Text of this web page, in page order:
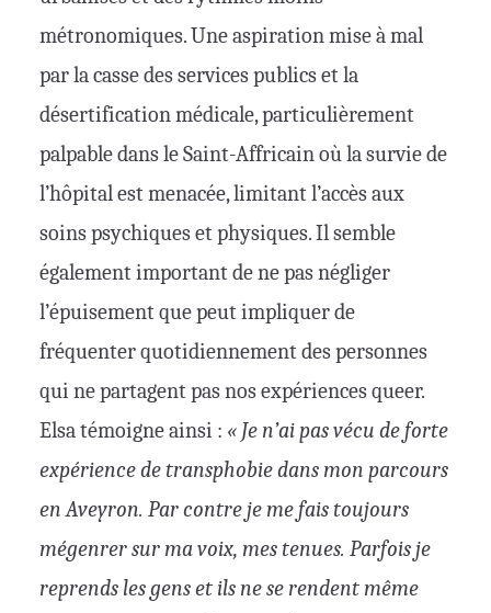
métronomiques. Une aspiration mise à mal
par la casse des services publics et la
désertification médicale, particulièrement
palpable dans le Saint-Affricain où la survie de
l’hôpital est menacée, limitant l’accès aux
soins psychiques et physiques. Il semble
également important de ne pas négliger
l’épuisement que peut impliquer de
fréquenter quotidiennement des personnes
qui ne partagent pas nos expériences queer.
Elsa témoigne ainsi : « Je n’ai pas vécu de forte
expérience de transphobie dans mon parcours
en Aveyron. Par contre je me fais toujours
mégenrer sur ma voix, mes tenues. Parfois je
reprends les gens et ils ne se rendent même